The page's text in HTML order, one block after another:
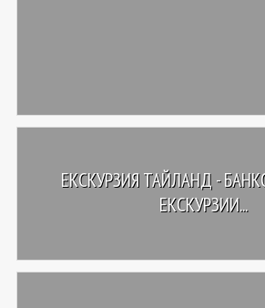
ЕКСКУРЗИЯ ТАЙЛАНД -
ЕКСКУРЗИИ...